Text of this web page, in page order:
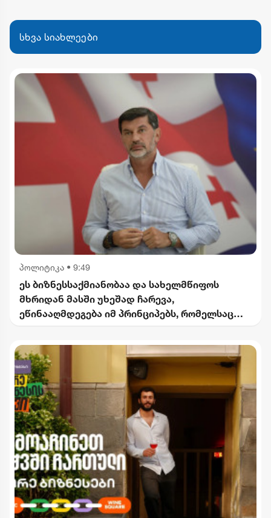
სხვა სიახლეები
პოლიტიკა • 9:49
ეს ბიზნესსაქმიანობაა და სახელმწიფოს
მხრიდან მასში უხეშად ჩარევა,
ეწინააღმდეგება იმ პრინციპებს, რომელსაც
"ინტერრაოს" დასანქცირებაზე